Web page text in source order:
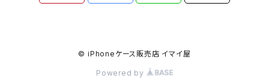
ハンドタオル
ヘアクリップ
イヤーカフ
© iPhoneケース販売店 イマイ屋
Powered by